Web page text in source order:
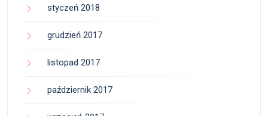
styczeń 2018
grudzień 2017
listopad 2017
październik 2017